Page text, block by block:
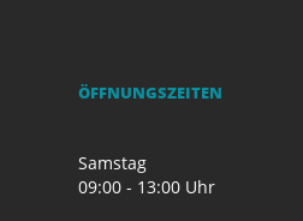
ÖFFNUNGSZEITEN
Samstag
09:00 - 13:00 Uhr